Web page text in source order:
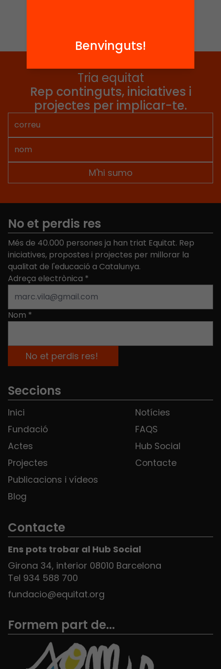
Tria equitat
Rep continguts, iniciatives i
projectes per implicar-te.
No et perdis res
Més de 40.000 persones ja han triat Equitat. Rep
iniciatives, propostes i projectes per millorar la
qualitat de l'educació a Catalunya.
Adreça electrònica *
Nom *
Seccions
Inici
Fundació
Actes
Projectes
Publicacions i vídeos
Blog
Notícies
FAQS
Hub Social
Contacte
Contacte
Ens pots trobar al Hub Social
Girona 34, interior 08010 Barcelona
Tel 934 588 700
fundacio@equitat.org
Formem part de...
Benvinguts!